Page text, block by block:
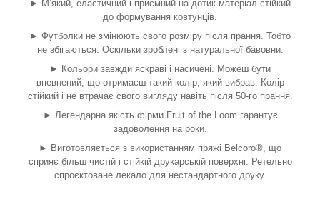
► М’який, еластичний і приємний на дотик матеріал стійкий
до формування ковтунців.
► Футболки не змінюють свого розміру після прання. Тобто
не збігаються. Оскільки зроблені з натуральної бавовни.
► Кольори завжди яскраві і насичені. Можеш бути
впевнений, що отримаєш такий колір, який вибрав. Колір
стійкий і не втрачає свого вигляду навіть після 50-го прання.
► Легендарна якість фірми Fruit of the Loom гарантує
задоволення на роки.
► Виготовляється з використанням пряжі Belcoro®, що
сприяє більш чистій і стійкій друкарській поверхні. Ретельно
спроєктоване лекало для нестандартного друку.